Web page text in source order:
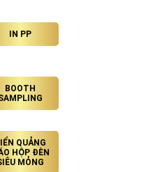
IN PP
BOOTH
QUẢNG
HỘP ĐÈN
MỎNG